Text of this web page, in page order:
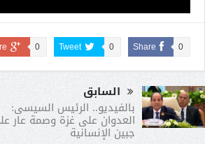
Share 0
Tweet 0
0
السابق
بالفيديو.. الرئيس السيسى:
العدوان على غزة وصمة عار
جبين الإنسانية